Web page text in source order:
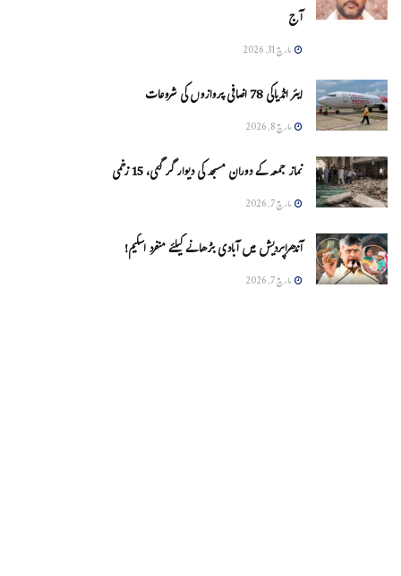
آج
مارچ 31, 2026
ایئر انڈیاکی 78 اضافی پروازوں کی شروعات
مارچ 8, 2026
نماز جمعہ کے دوران مسجد کی دیوار گر گئی، 15 زخمی
مارچ 7, 2026
آندھراپردیش میں آبادی بڑھانے کیلئے منفرد اسکیم!
مارچ 7, 2026